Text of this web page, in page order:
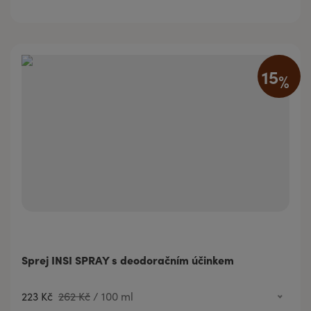
15%
Sprej INSI SPRAY s deodoračním účinkem
223 Kč 262 Kč / 100 ml